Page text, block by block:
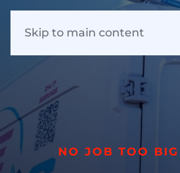
Skip to main content
NO JOB TOO